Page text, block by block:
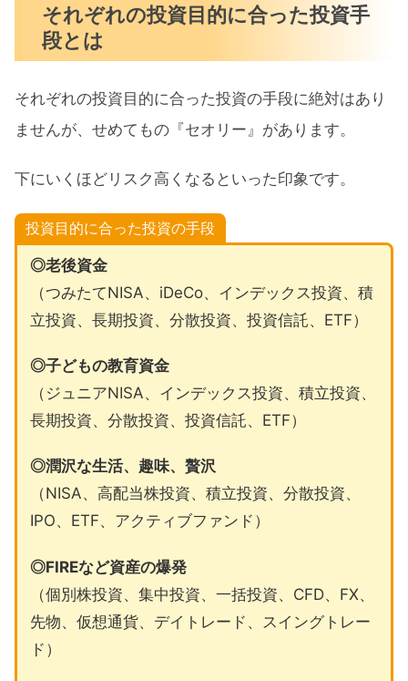
それぞれの投資目的に合った投資手
段とは
それぞれの投資目的に合った投資の手段に絶対はあり
ませんが、せめてもの『セオリー』があります。
下にいくほどリスク高くなるといった印象です。
投資目的に合った投資の手段
◎老後資金
（つみたてNISA、iDeCo、インデックス投資、積
立投資、長期投資、分散投資、投資信託、ETF）
◎子どもの教育資金
（ジュニアNISA、インデックス投資、積立投資、
長期投資、分散投資、投資信託、ETF）
◎潤沢な生活、趣味、贅沢
（NISA、高配当株投資、積立投資、分散投資、
IPO、ETF、アクティブファンド）
◎FIREなど資産の爆発
（個別株投資、集中投資、一括投資、CFD、FX、
先物、仮想通貨、デイトレード、スイングトレー
ド）